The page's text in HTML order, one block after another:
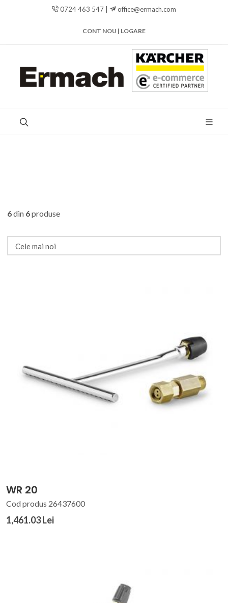
0724 463 547 | office@ermach.com
CONT NOU | LOGARE
6din 6produse
WR 20
Cod produs 26437600
1,461.03 Lei